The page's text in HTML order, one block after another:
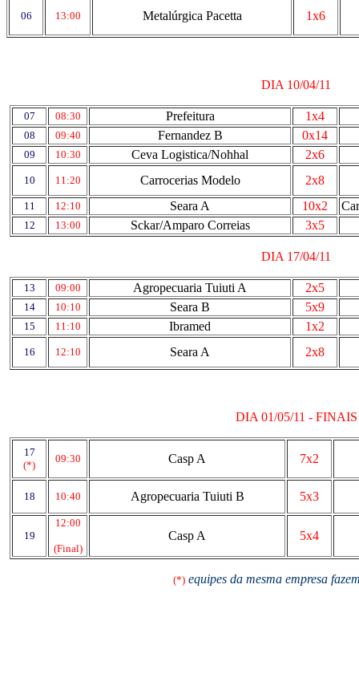
06 13:00 Metalúrgica Pacetta 1x6
DIA 10/04/11
07 08:30 Prefeitura 1x4
08 09:40 Fernandez B 0x14
09 10:30 Ceva Logistica/Nohhal 2x6
10 11:20 Carrocerias Modelo 2x8
11 12:10 Seara A 10x2
12 13:00 Sckar/Amparo Correias 3x5
DIA 17/04/11
13 09:00 Agropecuaria Tuiuti A 2x5
14 10:10 Seara B 5x9
15 11:10 Ibramed 1x2
16 12:10 Seara A 2x8
DIA 01/05/11 - FINAIS
17
(*)
09:30 Casp A 7x2
18 10:40 Agropecuaria Tuiuti B 5x3
19
12:00
(Final)
Casp A 5x4
(*) equipes da mesma empresa